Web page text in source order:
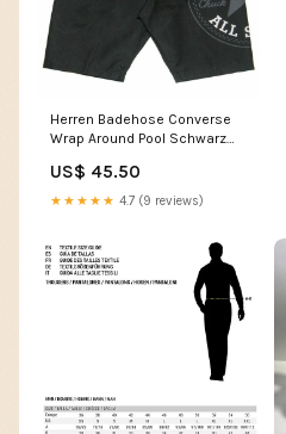
Herren Badehose Converse
Wrap Around Pool Schwarz
US$ 45.50
★★★★★ 4.7 (9 reviews)